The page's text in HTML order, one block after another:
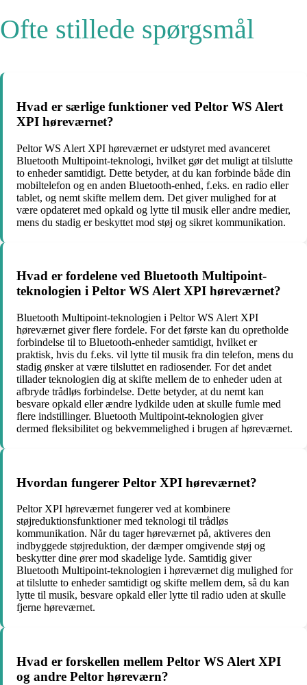
Ofte stillede spørgsmål
Hvad er særlige funktioner ved Peltor WS Alert
XPI høreværnet?
Peltor WS Alert XPI høreværnet er udstyret med avanceret
Bluetooth Multipoint-teknologi, hvilket gør det muligt at tilslutte
to enheder samtidigt. Dette betyder, at du kan forbinde både din
mobiltelefon og en anden Bluetooth-enhed, f.eks. en radio eller
tablet, og nemt skifte mellem dem. Det giver mulighed for at
være opdateret med opkald og lytte til musik eller andre medier,
mens du stadig er beskyttet mod støj og sikret kommunikation.
Hvad er fordelene ved Bluetooth Multipoint-
teknologien i Peltor WS Alert XPI høreværnet?
Bluetooth Multipoint-teknologien i Peltor WS Alert XPI
høreværnet giver flere fordele. For det første kan du opretholde
forbindelse til to Bluetooth-enheder samtidigt, hvilket er
praktisk, hvis du f.eks. vil lytte til musik fra din telefon, mens du
stadig ønsker at være tilsluttet en radiosender. For det andet
tillader teknologien dig at skifte mellem de to enheder uden at
afbryde trådløs forbindelse. Dette betyder, at du nemt kan
besvare opkald eller ændre lydkilde uden at skulle fumle med
flere indstillinger. Bluetooth Multipoint-teknologien giver
dermed fleksibilitet og bekvemmelighed i brugen af høreværnet.
Hvordan fungerer Peltor XPI høreværnet?
Peltor XPI høreværnet fungerer ved at kombinere
støjreduktionsfunktioner med teknologi til trådløs
kommunikation. Når du tager høreværnet på, aktiveres den
indbyggede støjreduktion, der dæmper omgivende støj og
beskytter dine ører mod skadelige lyde. Samtidig giver
Bluetooth Multipoint-teknologien i høreværnet dig mulighed for
at tilslutte to enheder samtidigt og skifte mellem dem, så du kan
lytte til musik, besvare opkald eller lytte til radio uden at skulle
fjerne høreværnet.
Hvad er forskellen mellem Peltor WS Alert XPI
og andre Peltor høreværn?